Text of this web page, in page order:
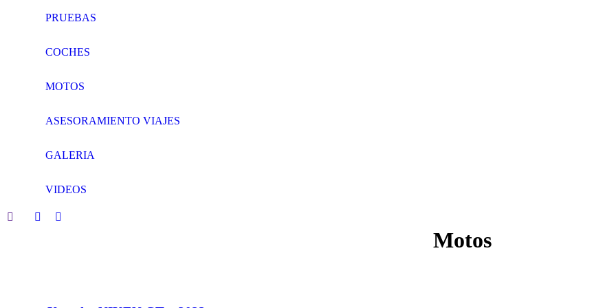
PRUEBAS
COCHES
MOTOS
ASESORAMIENTO VIAJES
GALERIA
VIDEOS
Search:
Facebook
Twitter
Motos